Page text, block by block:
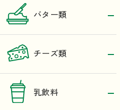
バター類
チーズ類
乳飲料